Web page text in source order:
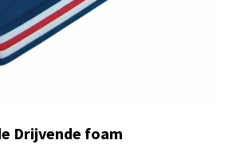
Drijvende foam